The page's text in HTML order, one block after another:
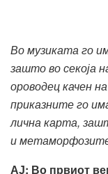
Во музиката го
зашто во секоја
ороводец качен
приказните го
лична карта,
и метаморфозите
АЈ: Во првиот